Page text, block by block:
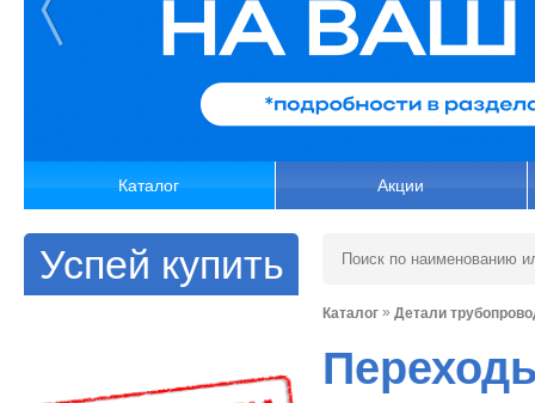
Каталог Акции
Успей купить
Каталог » Детали